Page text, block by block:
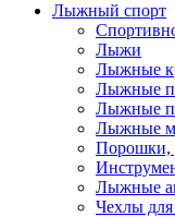
Лыжный спорт
Лыжи
Лыжные
Лыжные
Лыжные
Лыжные
Порошки,
Лыжные
Чехлы